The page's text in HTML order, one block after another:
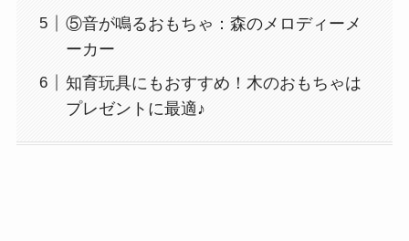
⑤音が鳴るおもちゃ：森のメロディーメ
ーカー
知育玩具にもおすすめ！木のおもちゃは
プレゼントに最適♪